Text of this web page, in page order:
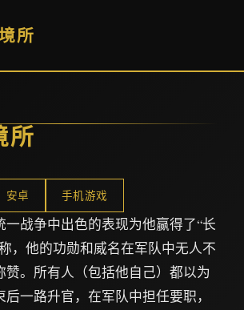
所
所
安卓 手机游戏
一战争中出色的表现为他赢得了“长
，他的功勋和威名在军队中无人不
赞。所有人（包括他自己）都以为
一路升官，在军队中担任要职，